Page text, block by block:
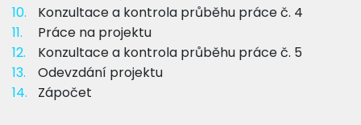
10.
Konzultace a kontrola průběhu práce č. 4
11.
Práce na projektu
12.
Konzultace a kontrola průběhu práce č. 5
13.
Odevzdání projektu
14.
Zápočet